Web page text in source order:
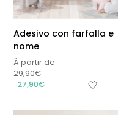
Adesivo con farfalla e
nome
À partir de
29,90€
27,90€